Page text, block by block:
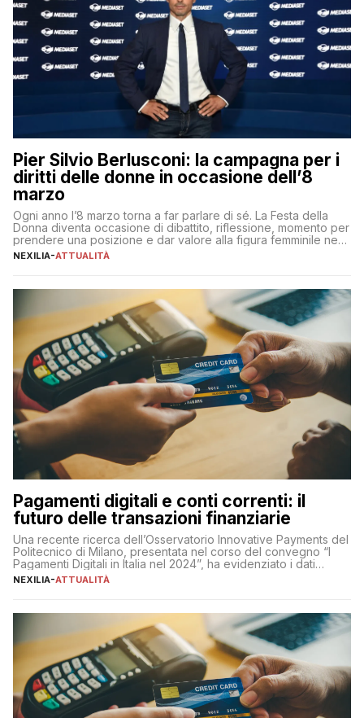
Pier Silvio Berlusconi: la campagna per i
diritti delle donne in occasione dell’8
marzo
Ogni anno l’8 marzo torna a far parlare di sé. La Festa della
Donna diventa occasione di dibattito, riflessione, momento per
prendere una posizione e dar valore alla figura femminile nella
sua complessità e crucialità. A lanciare un messaggio “forte e
NEXILIA-ATTUALITÀ
Pagamenti digitali e conti correnti: il
futuro delle transazioni finanziarie
Una recente ricerca dell’Osservatorio Innovative Payments del
Politecnico di Milano, presentata nel corso del convegno “I
Pagamenti Digitali in Italia nel 2024”, ha evidenziato i dati
definitivi del primo semestre 2024 relativamente alle
NEXILIA-ATTUALITÀ